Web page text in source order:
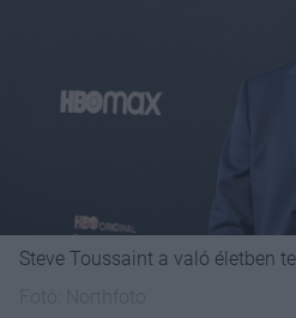
Steve Toussaint a való életben